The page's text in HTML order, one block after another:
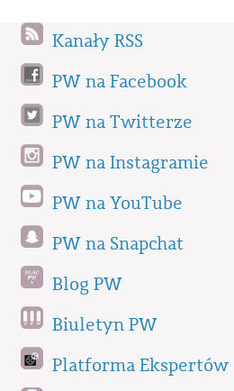
Kanały RSS
PW na Facebook
PW na Twitterze
PW na Instagramie
PW na YouTube
PW na Snapchat
Blog PW
Biuletyn PW
Platforma Ekspertów